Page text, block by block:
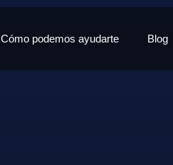
Cómo podemos ayudarte Blog